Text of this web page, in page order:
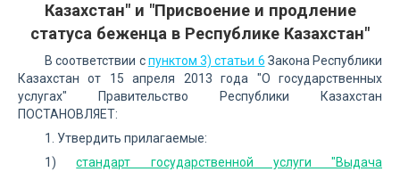
Казахстан" и "Присвоение и продление
статуса беженца в Республике Казахстан"
В соответствии спунктом 3) статьи 6 Закона Республики
Казахстан от 15 апреля 2013 года "О государственных
услугах" Правительство Республики Казахстан
ПОСТАНОВЛЯЕТ:
1. Утвердить прилагаемые:
1)стандарт государственной услуги "Выдача